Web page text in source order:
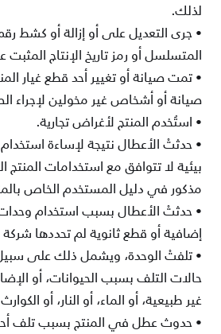
لذلك.
•جرى التعديل على أوإزالةأو كشط رقم
المتسلسل أو رمز تاريخ الإنتاج المثبت
•تمت صيانة أو تغيير أحد قطع غيار
صيانة أو أشخاص غير مخولين لإجراء
• استُخدم المنتج لأغراض تجارية.
•حدثتْ الأعطال نتيجة لإساءة
بيئية لا تتوافق مع استخدامات
مذكور فيدليل المستخدم الخاص
•حدثتْ الأعطال بسبب استخدام
إضافية أو قطع ثانوية لم تحددها
•تلفتْ الوحدة، ويشمل ذلك على سبيل
حالات التلف بسبب الحيوانات، أو
غير طبيعية، أو الماء،أو النار، أو
•حدوث عطل في المنتج بسبب تلف أحد